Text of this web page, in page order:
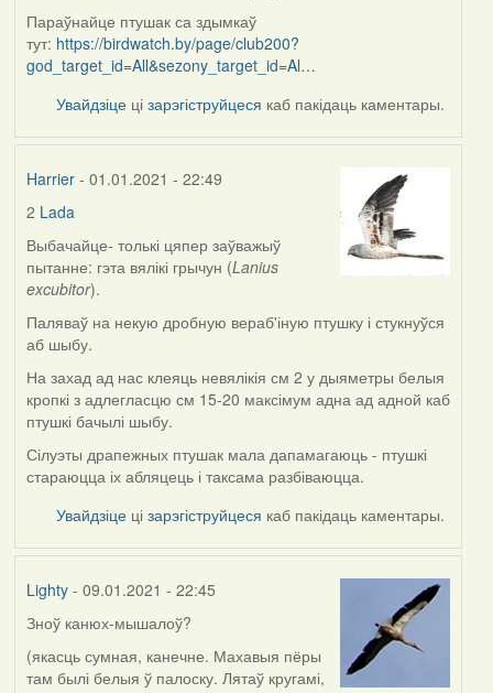
Параўнайце птушак са здымкаў
тут: https://birdwatch.by/page/club200?
god_target_id=All&sezony_target_id=Al…
Увайдзіце цізарэгіструйцеся каб пакідаць каментары.
Harrier- 01.01.2021 - 22:49
In
reply
to
by
2 Lada
Выбачайце- толькі цяпер заўважыў
пытанне: гэта вялікі грычун (Lanius
excubitor).
Паляваў на некую дробную вераб'іную птушку і стукнуўся
аб шыбу.
На захад ад нас клеяць невялікія см 2 у дыяметры белыя
кропкі з адлегласцю см 15-20 максімум адна ад адной каб
птушкі бачылі шыбу.
Сілуэты драпежных птушак мала дапамагаюць - птушкі
стараюцца іх абляцець і таксама разбіваюцца.
Увайдзіце цізарэгіструйцеся каб пакідаць каментары.
Lighty- 09.01.2021 - 22:45
Зноў канюх-мышалоў?
(якасць сумная, канечне. Махавыя пёры
там былі белыя ў палоску. Лятаў кругамі,